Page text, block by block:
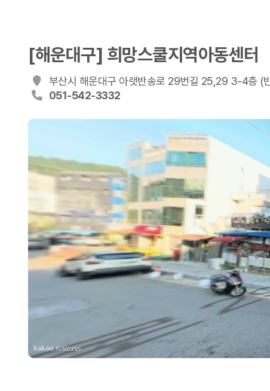
[해운대구] 희망스쿨지역아동센터
부산시 해운대구 아랫반송로 29번길 25,29 3-4층 (
051-542-3332
, KnWorks